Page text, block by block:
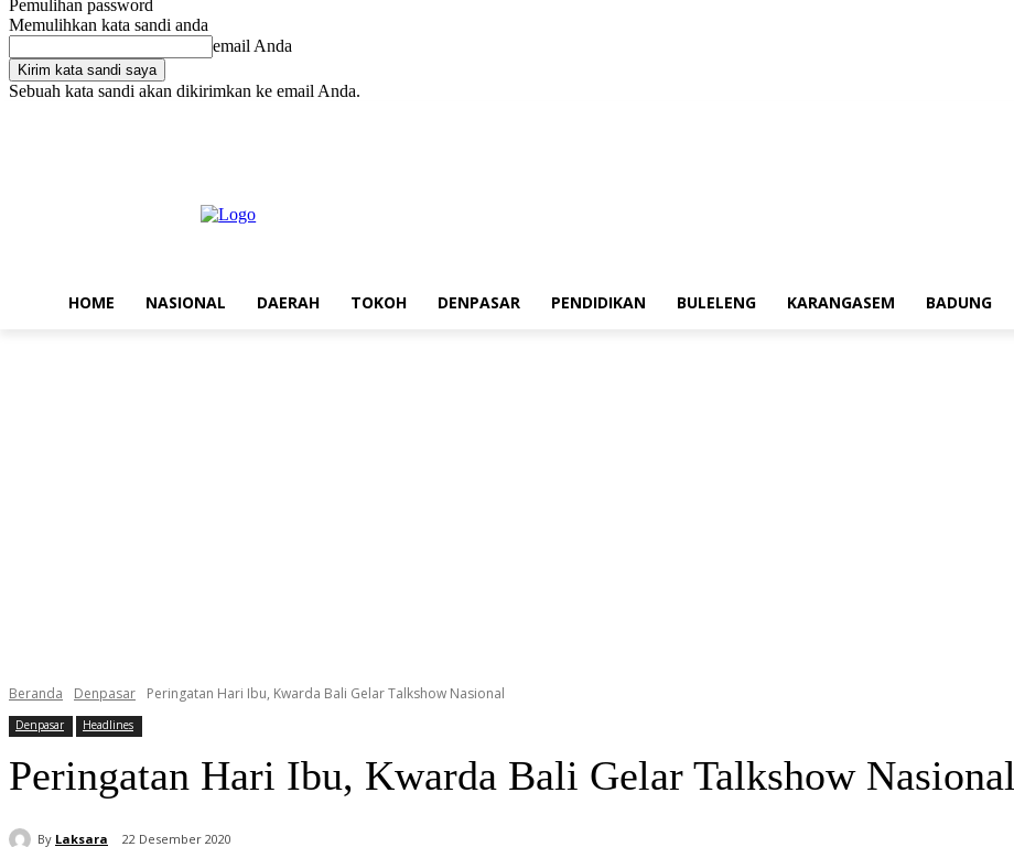
Pemulihan password
Memulihkan kata sandi anda
email Anda
Sebuah kata sandi akan dikirimkan ke email Anda.
HOME NASIONAL DAERAH TOKOH DENPASAR PENDIDIKAN BULELENG KARANGASEM BADUNG
Beranda Denpasar Peringatan Hari Ibu, Kwarda Bali Gelar Talkshow Nasional
Denpasar Headlines
Peringatan Hari Ibu, Kwarda Bali Gelar Talkshow Nasional
By Laksara 22 Desember 2020